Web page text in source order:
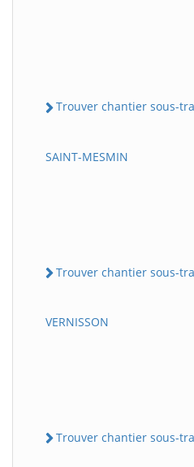
Trouver chantier sous-
SAINT-MESMIN
Trouver chantier sous-
VERNISSON
Trouver chantier sous-